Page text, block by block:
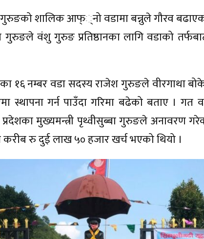
गुरुङको शालिक आफ््नो वडामा बन्नुले गौरव
गुरुङले वंशु गुरुङ प्रतिष्ठानका लागि वडाको
१६ नम्बर वडा सदस्य राजेश गुरुङले वीरगाथा
स्थापना गर्न पाउँदा गरिमा बढेको बताए । गत
प्रदेशका मुख्यमन्त्री पृथ्वीसुब्बा गुरुङले अनावरण
करीब रु दुई लाख ५० हजार खर्च भएको थियो ।